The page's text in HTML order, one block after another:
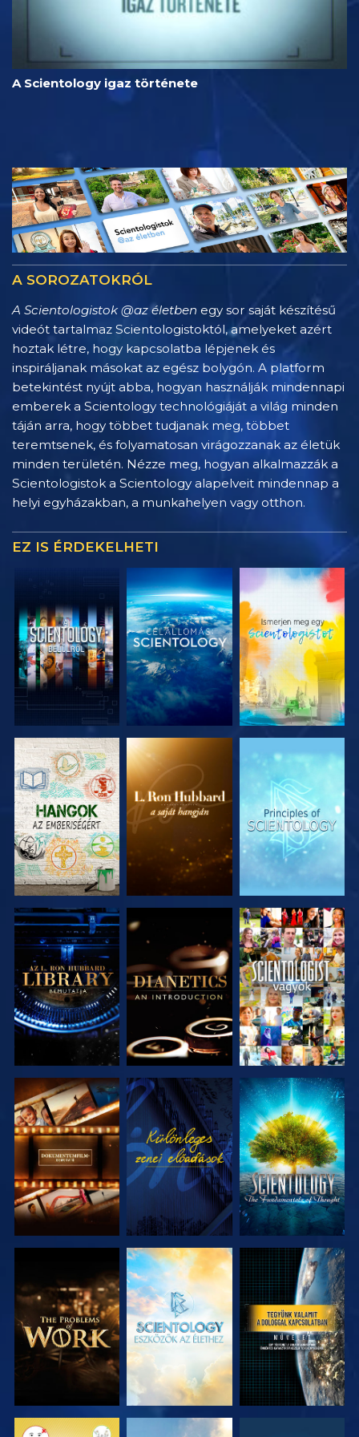
A Scientology igaz története
A SOROZATOKRÓL
A Scientologistok @az életben egy sor saját készítésű
videót tartalmaz Scientologistoktól, amelyeket azért
hoztak létre, hogy kapcsolatba lépjenek és
inspiráljanak másokat az egész bolygón. A platform
betekintést nyújt abba, hogyan használják mindennapi
emberek a Scientology technológiáját a világ minden
táján arra, hogy többet tudjanak meg, többet
teremtsenek, és folyamatosan virágozzanak az életük
minden területén. Nézze meg, hogyan alkalmazzák a
Scientologistok a Scientology alapelveit mindennap a
helyi egyházakban, a munkahelyen vagy otthon.
EZ IS ÉRDEKELHETI
A SOROZAT
RÉSZEI
A SOROZAT
RÉSZEI
A SOROZAT
RÉSZEI
A SOROZAT
RÉSZEI
A SOROZAT
RÉSZEI
MŰSORNÉZÉS
A SOROZAT
RÉSZEI
MŰSORNÉZÉS
A SOROZAT
RÉSZEI
A SOROZAT
RÉSZEI
A SOROZAT
RÉSZEI
MŰSORNÉZÉS